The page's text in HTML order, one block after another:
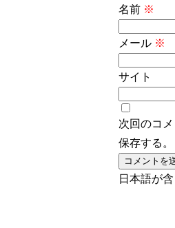
名前 ※
メール ※
サイト
次回のコ
保存する。
日本語が